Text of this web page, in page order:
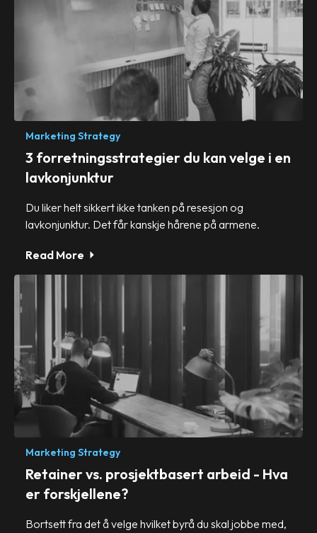
Marketing Strategy
3 forretningsstrategier du kan velge i en
lavkonjunktur
Du liker helt sikkert ikke tanken på resesjon og
lavkonjunktur. Det får kanskje hårene på armene.
Read More
Marketing Strategy
Retainer vs. prosjektbasert arbeid - Hva
er forskjellene?
Bortsett fra det å velge hvilket byrå du skal jobbe med,